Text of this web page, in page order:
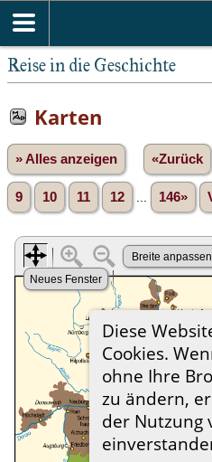
Reise in die Geschichte
Karten
» Alles anzeigen «Zurück
9 10 11 12 146»